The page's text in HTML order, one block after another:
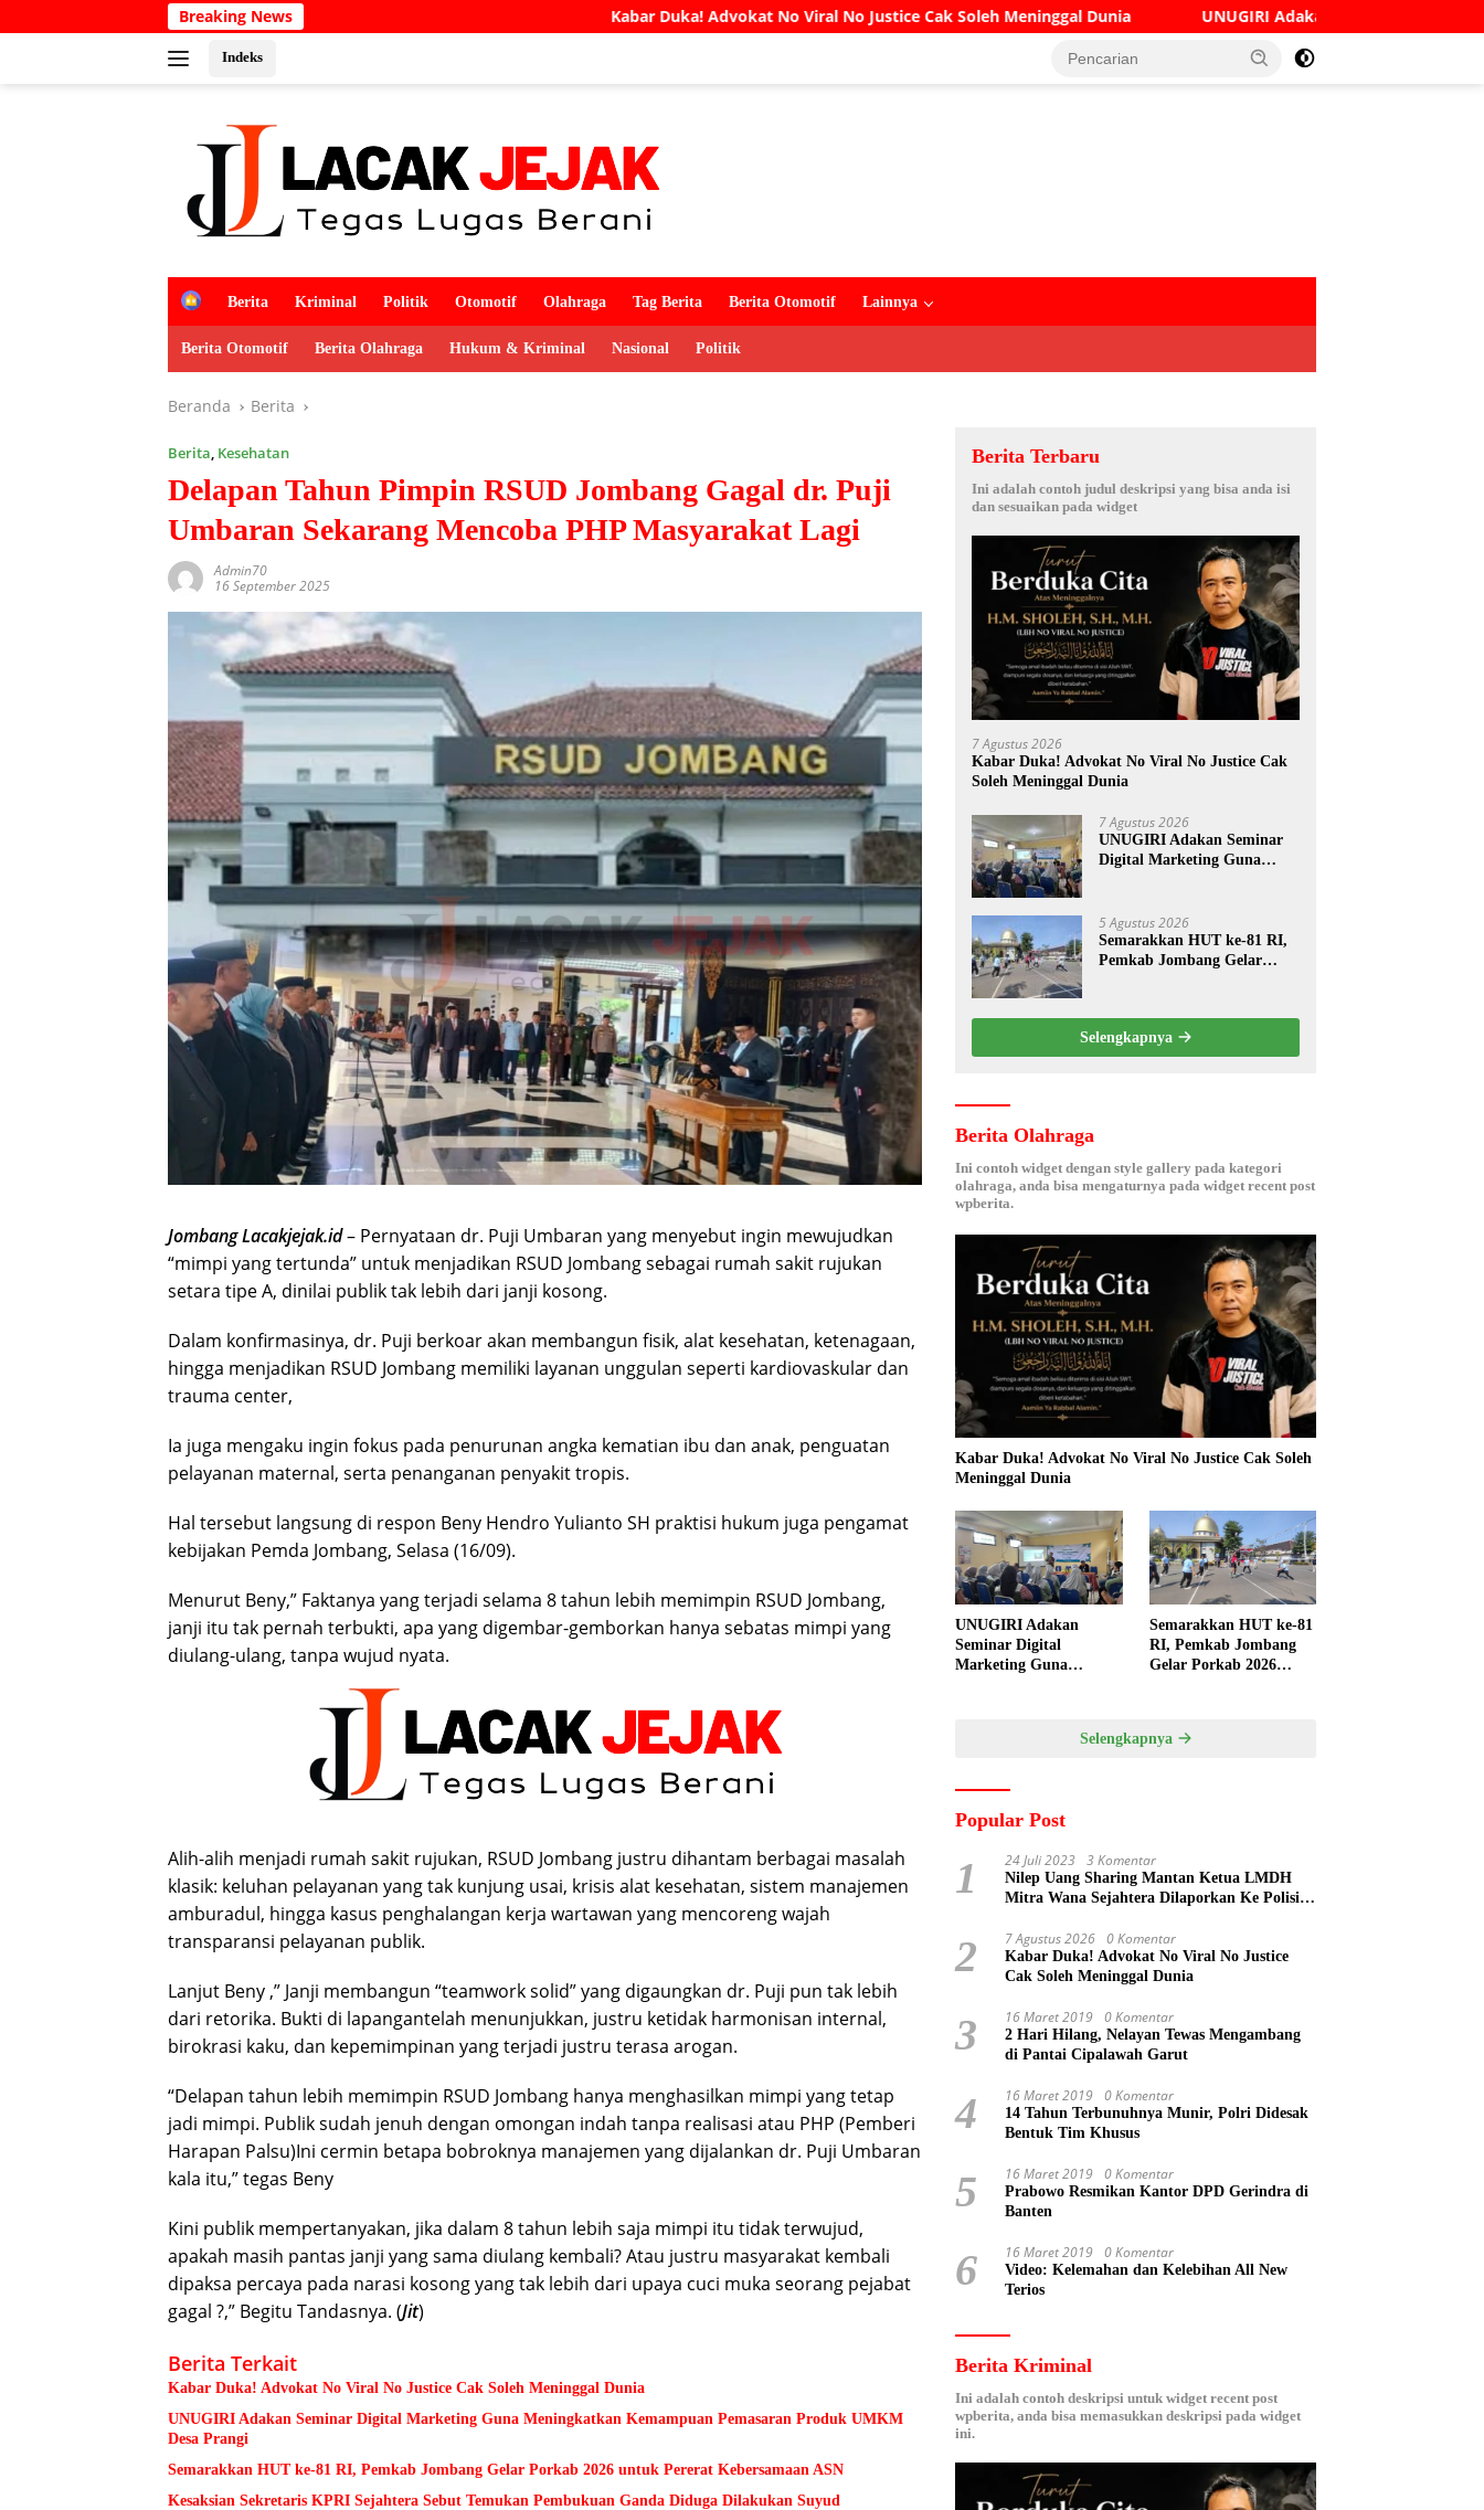
ke
Breaking News Kabar Duka! Advokat No Viral No Justice Cak Soleh Meninggal Dunia UNUGIRI Adakan Seminar Digital Marketing Guna
Indeks
H
m
e
Berita Kriminal Politik Otomotif Olahraga Tag Berita Berita Otomotif Lainnya
Berita Otomotif Berita Olahraga Hukum & Kriminal Nasional Politik
Beranda Berita
Berita, Kesehatan
Delapan Tahun Pimpin RSUD Jombang Gagal dr. Puji
Umbaran Sekarang Mencoba PHP Masyarakat Lagi
Admin70
16 September 2025
Jombang Lacakjejak.id– Pernyataan dr. Puji Umbaran yang menyebut ingin mewujudkan
“mimpi yang tertunda” untuk menjadikan RSUD Jombang sebagai rumah sakit rujukan
setara tipe A, dinilai publik tak lebih dari janji kosong.
Dalam konfirmasinya, dr. Puji berkoar akan membangun fisik, alat kesehatan, ketenagaan,
hingga menjadikan RSUD Jombang memiliki layanan unggulan seperti kardiovaskular dan
trauma center,
Ia juga mengaku ingin fokus pada penurunan angka kematian ibu dan anak, penguatan
pelayanan maternal, serta penanganan penyakit tropis.
Hal tersebut langsung di respon Beny Hendro Yulianto SH praktisi hukum juga pengamat
kebijakan Pemda Jombang, Selasa (16/09).
Menurut Beny,” Faktanya yang terjadi selama 8 tahun lebih memimpin RSUD Jombang,
janji itu tak pernah terbukti, apa yang digembar-gemborkan hanya sebatas mimpi yang
diulang-ulang, tanpa wujud nyata.
Alih-alih menjadi rumah sakit rujukan, RSUD Jombang justru dihantam berbagai masalah
klasik: keluhan pelayanan yang tak kunjung usai, krisis alat kesehatan, sistem manajemen
amburadul, hingga kasus penghalangan kerja wartawan yang mencoreng wajah
transparansi pelayanan publik.
Lanjut Beny ,” Janji membangun “teamwork solid” yang digaungkan dr. Puji pun tak lebih
dari retorika. Bukti di lapangantelah menunjukkan, justru ketidak harmonisan internal,
birokrasi kaku, dan kepemimpinan yang terjadi justru terasa arogan.
“Delapan tahun lebih memimpin RSUD Jombang hanya menghasilkan mimpi yang tetap
jadi mimpi. Publik sudah jenuh dengan omongan indah tanpa realisasi atau PHP (Pemberi
Harapan Palsu)Ini cermin betapa bobroknya manajemen yang dijalankan dr. Puji Umbaran
kala itu,” tegas Beny
Kini publik mempertanyakan, jika dalam 8 tahun lebih saja mimpi itu tidak terwujud,
apakah masih pantas janji yang sama diulang kembali? Atau justru masyarakat kembali
dipaksa percaya pada narasi kosong yang tak lebih dari upaya cuci muka seorang pejabat
gagal ?,” Begitu Tandasnya. (Jit)
Berita Terkait
Kabar Duka! Advokat No Viral No Justice Cak Soleh Meninggal Dunia
UNUGIRI Adakan Seminar Digital Marketing Guna Meningkatkan Kemampuan Pemasaran Produk UMKM
Desa Prangi
Semarakkan HUT ke-81 RI, Pemkab Jombang Gelar Porkab 2026 untuk Pererat Kebersamaan ASN
Kesaksian Sekretaris KPRI Sejahtera Sebut Temukan Pembukuan Ganda Diduga Dilakukan Suyud
Berita Terbaru
Ini adalah contoh judul deskripsi yang bisa anda isi
dan sesuaikan pada widget
7 Agustus 2026
Kabar Duka! Advokat No Viral No Justice Cak
Soleh Meninggal Dunia
7 Agustus 2026
UNUGIRI Adakan Seminar
Digital Marketing Guna
Desa Prangi
5 Agustus 2026
Semarakkan HUT ke-81 RI,
Pemkab Jombang Gelar
Selengkapnya
Berita Olahraga
Ini contoh widget dengan style gallery pada kategori
olahraga, anda bisa mengaturnya pada widget recent post
wpberita.
Kabar Duka! Advokat No Viral No Justice Cak Soleh
Meninggal Dunia
UNUGIRI Adakan
Seminar Digital
Marketing Guna
Semarakkan HUT ke-81
RI, Pemkab Jombang
Gelar Porkab 2026
Selengkapnya
Popular Post
1 24 Juli 2023 3 Komentar
Nilep Uang Sharing Mantan Ketua LMDH
Mitra Wana Sejahtera Dilaporkan Ke Polisi
2 7 Agustus 2026 0 Komentar
Kabar Duka! Advokat No Viral No Justice
Cak Soleh Meninggal Dunia
3 16 Maret 2019 0 Komentar
2 Hari Hilang, Nelayan Tewas Mengambang
di Pantai Cipalawah Garut
4 16 Maret 2019 0 Komentar
14 Tahun Terbunuhnya Munir, Polri Didesak
Bentuk Tim Khusus
5 16 Maret 2019 0 Komentar
Prabowo Resmikan Kantor DPD Gerindra di
Banten
6 16 Maret 2019 0 Komentar
Video: Kelemahan dan Kelebihan All New
Terios
Berita Kriminal
Ini adalah contoh deskripsi untuk widget recent post
wpberita, anda bisa memasukkan deskripsi pada widget
ini.